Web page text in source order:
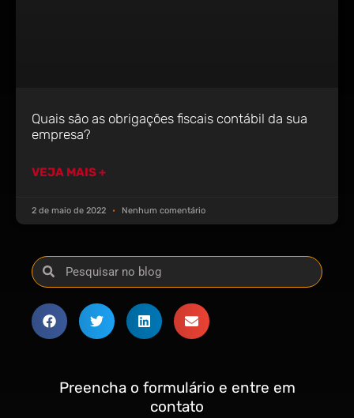
Quais são as obrigações fiscais contábil da sua
empresa?
VEJA MAIS +
2 de maio de 2022 Nenhum comentário
Preencha o formulário e entre em
contato